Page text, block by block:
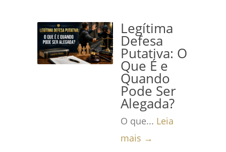
Legítima
Defesa
Putativa: O
Que É e
Quando
Pode Ser
Alegada?
O que... Leia
mais →